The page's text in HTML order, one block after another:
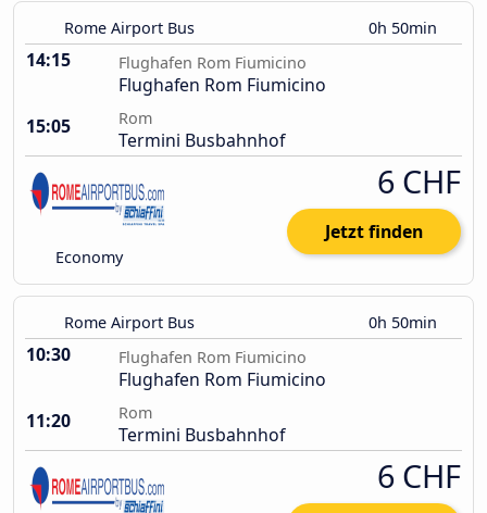
Rome Airport Bus 0h 50min
14:15 Flughafen Rom Fiumicino
Flughafen Rom Fiumicino
15:05
Rom
Termini Busbahnhof
Economy
6 CHF
Jetzt finden
Rome Airport Bus 0h 50min
10:30 Flughafen Rom Fiumicino
Flughafen Rom Fiumicino
11:20
Rom
Termini Busbahnhof
6 CHF